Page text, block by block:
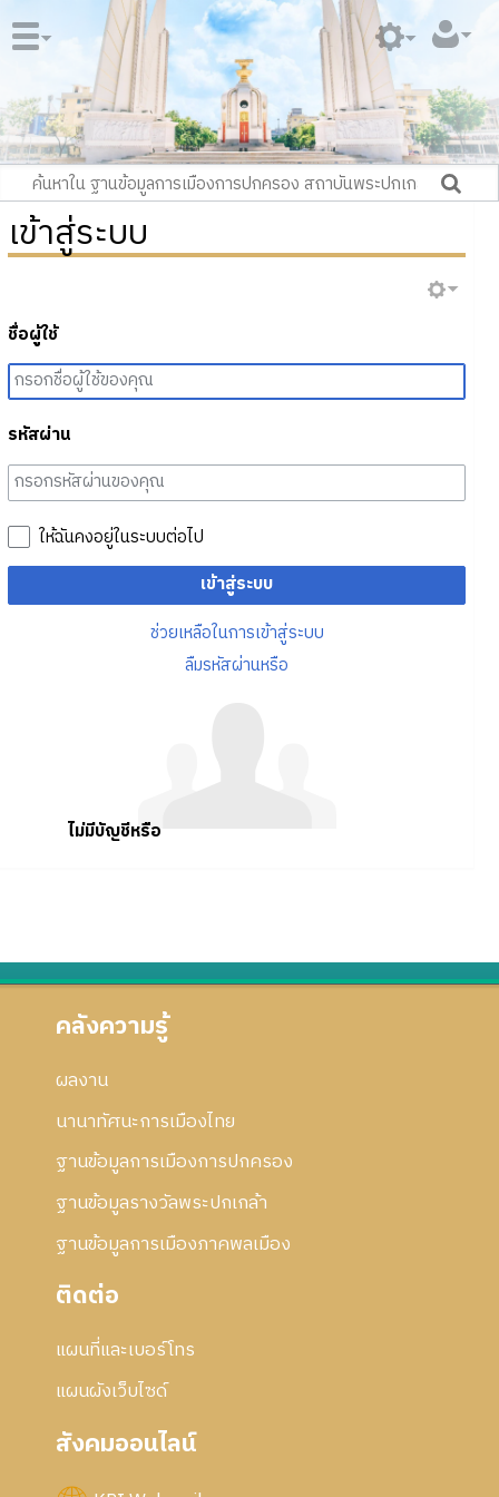
เข้าสู่ระบบ
ชื่อผู้ใช้
รหัสผ่าน
ให้ฉันคงอยู่ในระบบต่อไป
เข้าสู่ระบบ
ช่วยเหลือในการเข้าสู่ระบบ
ลืมรหัสผ่านหรือ
ไม่มีบัญชีหรือ
คลังความรู้
ผลงาน
นานาทัศนะการเมืองไทย
ฐานข้อมูลการเมืองการปกครอง
ฐานข้อมูลรางวัลพระปกเกล้า
ฐานข้อมูลการเมืองภาคพลเมือง
ติดต่อ
แผนที่และเบอร์โทร
แผนผังเว็บไซด์
สังคมออนไลน์